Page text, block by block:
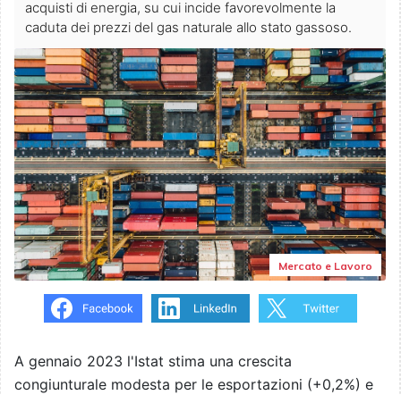
acquisti di energia, su cui incide favorevolmente la
caduta dei prezzi del gas naturale allo stato gassoso.
Mercato e Lavoro
A gennaio 2023 l'Istat stima una crescita
congiunturale modesta per le esportazioni (+0,2%) e